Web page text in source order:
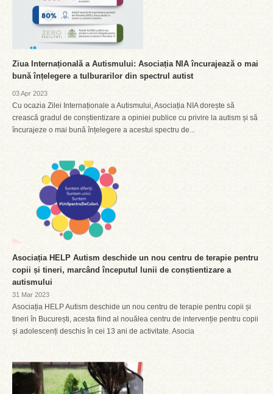
Ziua Internațională a Autismului: Asociația NIA încurajează o mai
bună înțelegere a tulburarilor din spectrul autist
03 Apr 2023
Cu ocazia Zilei Internaționale a Autismului, Asociația NIA dorește să
crească gradul de conștientizare a opiniei publice cu privire la autism și să
încurajeze o mai bună înțelegere a acestui spectru de...
Asociația HELP Autism deschide un nou centru de terapie pentru
copii și tineri, marcând începutul lunii de conștientizare a
autismului
31 Mar 2023
Asociația HELP Autism deschide un nou centru de terapie pentru copii și
tineri în București, acesta fiind al nouălea centru de intervenție pentru copii
și adolescenți deschis în cei 13 ani de activitate. Asocia